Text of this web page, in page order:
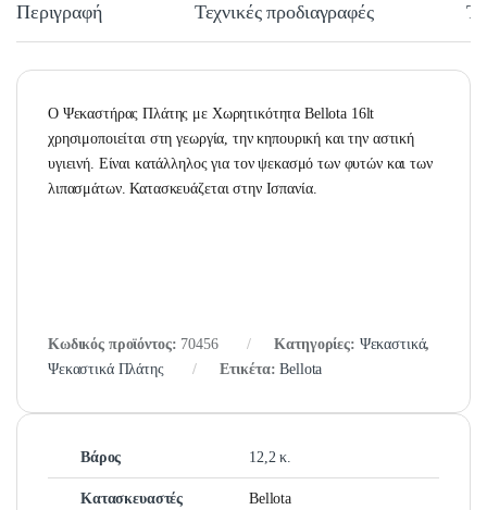
Περιγραφή Τεχνικές προδιαγραφές
Ο Ψεκαστήρας Πλάτης με Χωρητικότητα Bellota 16lt
χρησιμοποιείται στη γεωργία, την κηπουρική και την αστική
υγιεινή. Είναι κατάλληλος για τον ψεκασμό των φυτών και των
λιπασμάτων.Κατασκευάζεται στην Ισπανία.
Κωδικός προϊόντος: 70456 Κατηγορίες: Ψεκαστικά,
Ψεκαστικά Πλάτης
Ετικέτα:Bellota
Βάρος 12,2 κ.
Κατασκευαστές Bellota